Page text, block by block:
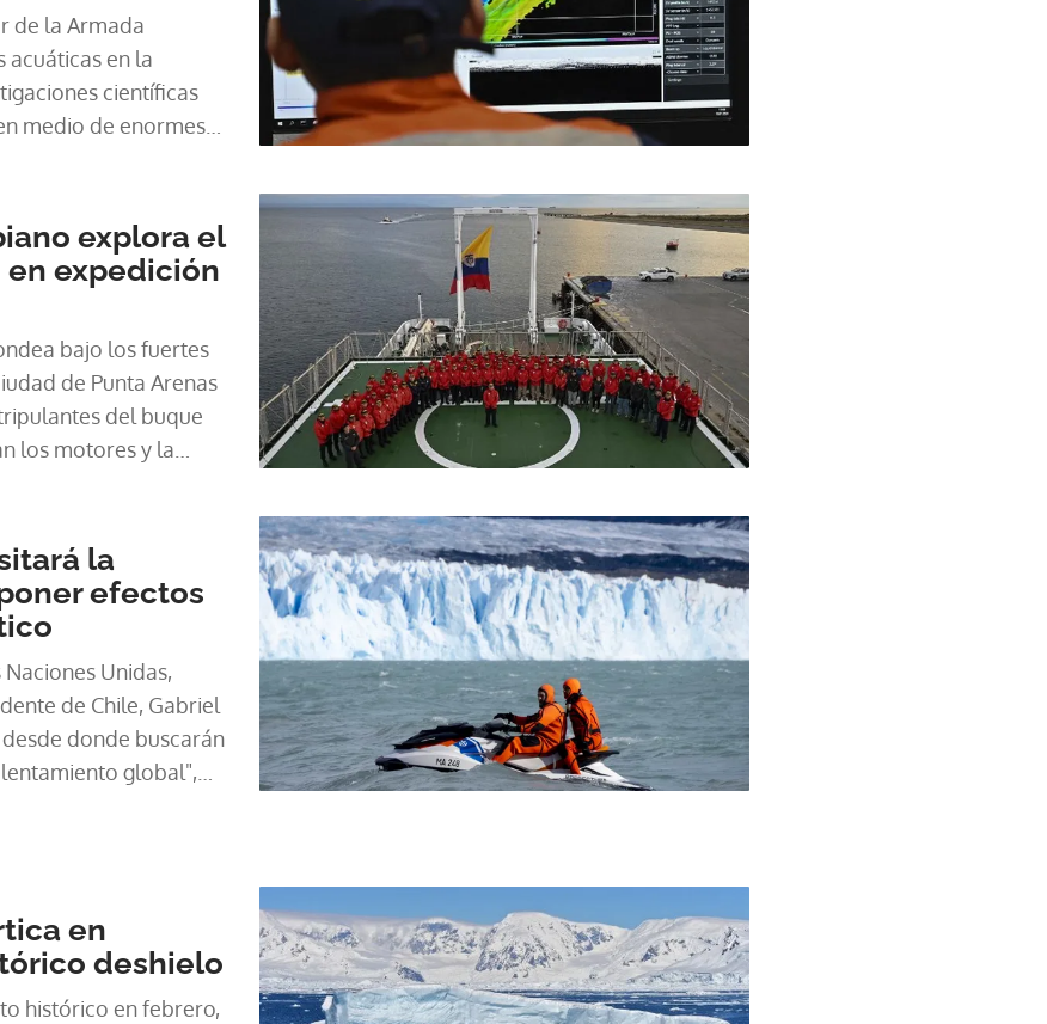
de la Armada
en la
científicas
medio de enormes
explora el
expedición
bajo los fuertes
de Punta Arenas
del buque
los motores y la
la
efectos
Unidas,
de Chile, Gabriel
donde buscarán
global",
en
deshielo
histórico en febrero,